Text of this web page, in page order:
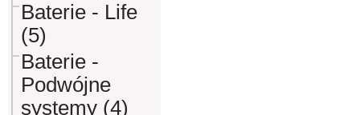
Baterie - Life
(5)
Baterie -
Podwójne
systemy (4)